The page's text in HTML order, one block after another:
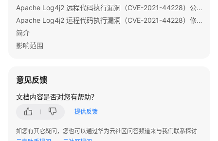
Apache Log4j2 远程代码执行漏洞（CVE-2021-44228）公告
Apache Log4j2 远程代码执行漏洞（CVE-2021-44228）修复指导
简介
影响范围
意见反馈
文档内容是否对您有帮助？
提供反馈
如您有其它疑问，您也可以通过华为云社区问答频道来与我们联系探讨